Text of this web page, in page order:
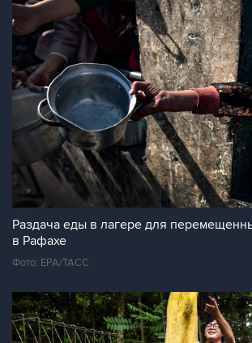
Раздача еды в лагере для
в Рафахе
Фото: ЕРА/ТАСС